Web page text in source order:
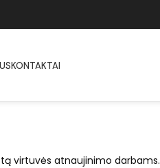
KONTAKTAI
virtuvės atnaujinimo darbams.